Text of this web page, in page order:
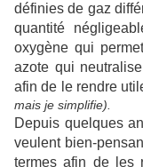
définies de gaz
quantité
oxygène qui
azote qui
afin de le rendre
mais je simplifie).
Depuis quelques
veulent bien-
termes afin de les